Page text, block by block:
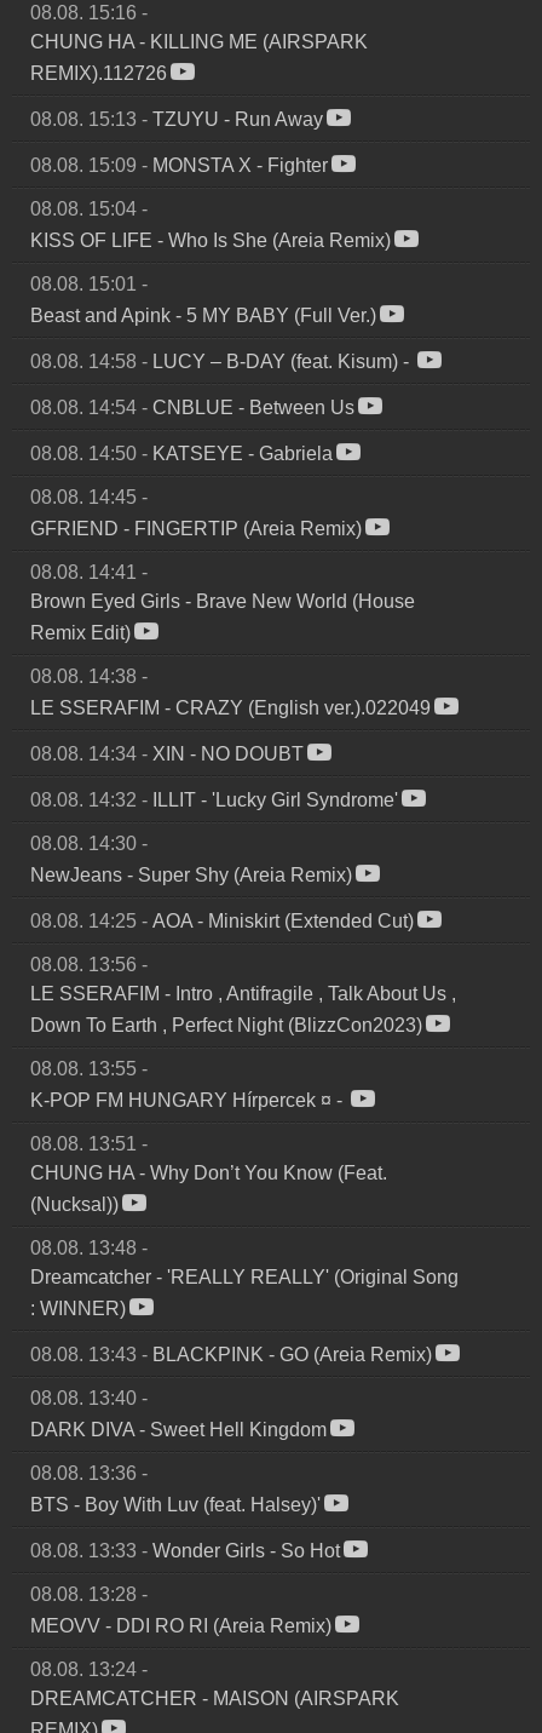
08.08. 15:16 -
CHUNG HA - KILLING ME (AIRSPARK
REMIX).112726
08.08. 15:13 - TZUYU - Run Away
08.08. 15:09 - MONSTA X - Fighter
08.08. 15:04 -
KISS OF LIFE - Who Is She (Areia Remix)
08.08. 15:01 -
Beast and Apink - 5 MY BABY (Full Ver.)
08.08. 14:58 - LUCY – B-DAY (feat. Kisum) -
08.08. 14:54 - CNBLUE - Between Us
08.08. 14:50 - KATSEYE - Gabriela
08.08. 14:45 -
GFRIEND - FINGERTIP (Areia Remix)
08.08. 14:41 -
Brown Eyed Girls - Brave New World (House
Remix Edit)
08.08. 14:38 -
LE SSERAFIM - CRAZY (English ver.).022049
08.08. 14:34 - XIN - NO DOUBT
08.08. 14:32 - ILLIT - 'Lucky Girl Syndrome'
08.08. 14:30 -
NewJeans - Super Shy (Areia Remix)
08.08. 14:25 - AOA - Miniskirt (Extended Cut)
08.08. 13:56 -
LE SSERAFIM - Intro , Antifragile , Talk About Us ,
Down To Earth , Perfect Night (BlizzCon2023)
08.08. 13:55 -
K-POP FM HUNGARY Hírpercek ¤ -
08.08. 13:51 -
CHUNG HA - Why Don’t You Know (Feat.
(Nucksal))
08.08. 13:48 -
Dreamcatcher - 'REALLY REALLY' (Original Song
: WINNER)
08.08. 13:43 - BLACKPINK - GO (Areia Remix)
08.08. 13:40 -
DARK DIVA - Sweet Hell Kingdom
08.08. 13:36 -
BTS - Boy With Luv (feat. Halsey)'
08.08. 13:33 - Wonder Girls - So Hot
08.08. 13:28 -
MEOVV - DDI RO RI (Areia Remix)
08.08. 13:24 -
DREAMCATCHER - MAISON (AIRSPARK